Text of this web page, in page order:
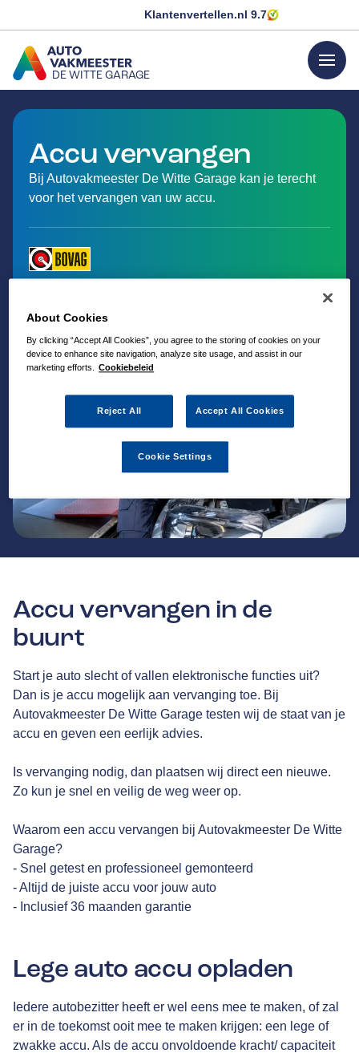
Klantenvertellen.nl 9.7
DE WITTE GARAGE
GA NAAR DE HOMEPAGINA
menu
Accu vervangen
Bij Autovakmeester De Witte Garage kan je terecht
voor het vervangen van uw accu.
Accu vervangen in de
buurt
Start je auto slecht of vallen elektronische functies uit?
Dan is je accu mogelijk aan vervanging toe. Bij
Autovakmeester De Witte Garage testen wij de staat van je
accu en geven een eerlijk advies.
Is vervanging nodig, dan plaatsen wij direct een nieuwe.
Zo kun je snel en veilig de weg weer op.
Waarom een accu vervangen bij Autovakmeester De Witte
Garage?
- Snel getest en professioneel gemonteerd
- Altijd de juiste accu voor jouw auto
- Inclusief 36 maanden garantie
Lege auto accu opladen
Iedere autobezitter heeft er wel eens mee te maken, of zal
er in de toekomst ooit mee te maken krijgen: een lege of
zwakke accu. Als de accu onvoldoende kracht/ capaciteit
About Cookies
By clicking “Accept All Cookies”, you agree to the storing of cookies on your
device to enhance site navigation, analyze site usage, and assist in our
marketing efforts.
Cookiebeleid
Reject All Accept All Cookies
Cookie Settings